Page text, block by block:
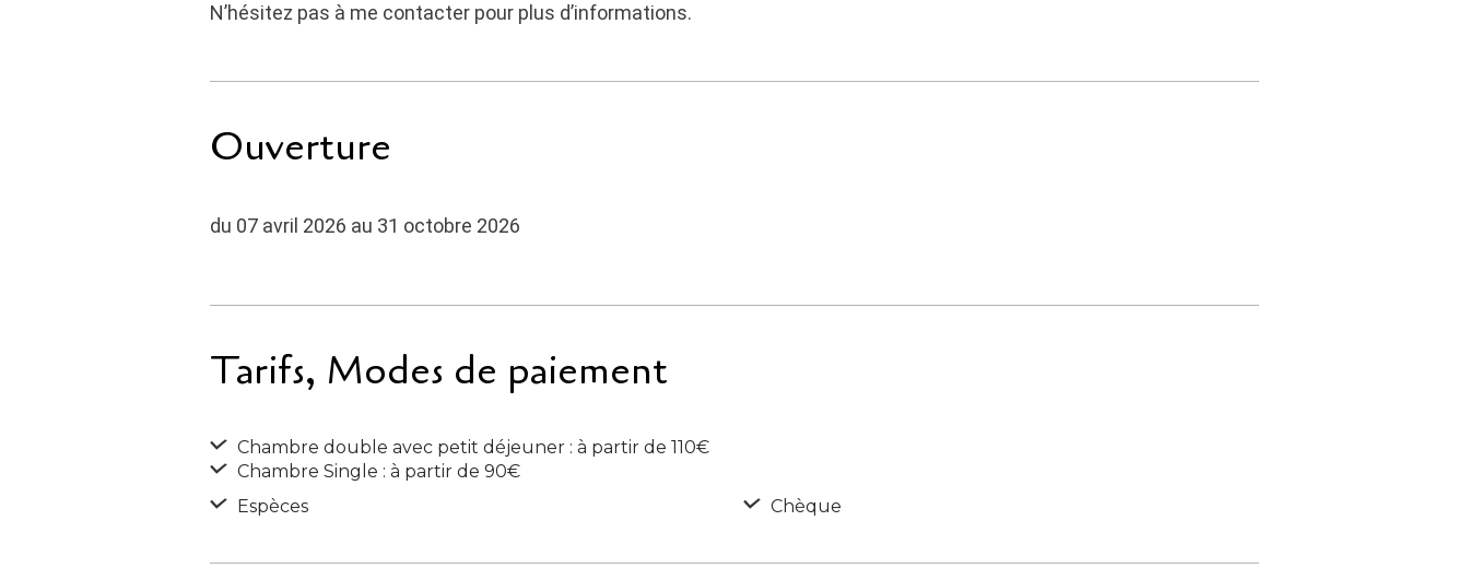
N’hésitez pas à me contacter pour plus d’informations.
Ouverture
du 07 avril 2026 au 31 octobre 2026
Tarifs, Modes de paiement
Chambre double avec petit déjeuner : à partir de 110€
Chambre Single : à partir de 90€
Espèces
Chèque